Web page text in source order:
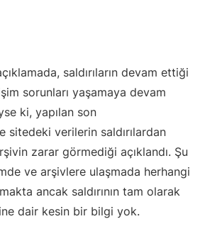
saldırıların devam ettiği
sorunları yaşamaya devam
ki, yapılan son
sitedeki verilerin saldırılardan
zarar görmediği açıklandı. Şu
ve arşivlere ulaşmada herhangi
ancak saldırının tam olarak
dair kesin bir bilgi yok.